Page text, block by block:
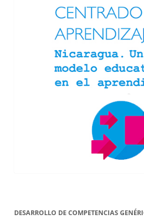
DESARROLLO DE COMPETENCIAS